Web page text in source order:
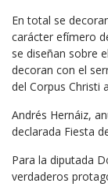
En total se
carácter efímero
se diseñan sobre
decoran con el
del Corpus Christi
Andrés Hernáiz,
declarada Fiesta
Para la diputada
verdaderos